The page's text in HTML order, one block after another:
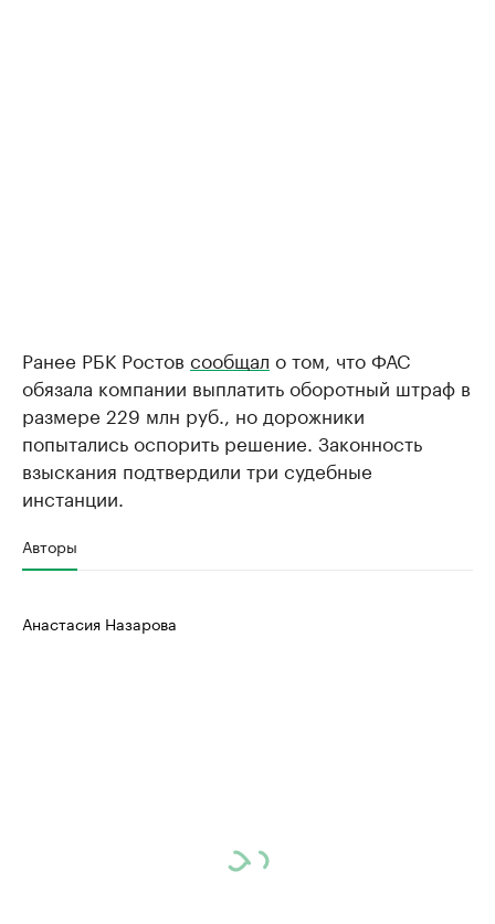
Ранее РБК Ростов сообщал о том, что ФАС
обязала компании выплатить оборотный штраф в
размере 229 млн руб., но дорожники
попытались оспорить решение. Законность
взыскания подтвердили три судебные
инстанции.
Авторы
Анастасия Назарова